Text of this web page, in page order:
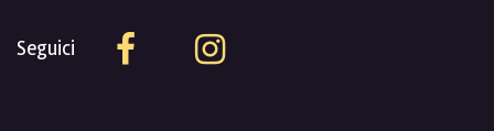
Seguici